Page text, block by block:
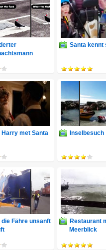
Santa kennt
Harry met Santa Inselbesuch
die Fähre unsanft
Restaurant
Meerblick